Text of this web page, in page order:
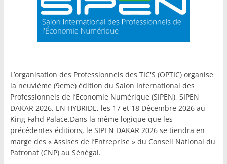
L’organisation des Professionnels des TIC'S (OPTIC) organise
la neuvième (9eme) édition du Salon International des
Professionnels de l’Economie Numérique (SIPEN), SIPEN
DAKAR 2026, EN HYBRIDE, les 17 et 18 Décembre 2026 au
King Fahd Palace.Dans la même logique que les
précédentes éditions, le SIPEN DAKAR 2026 se tiendra en
marge des « Assises de l’Entreprise » du Conseil National du
Patronat (CNP) au Sénégal.